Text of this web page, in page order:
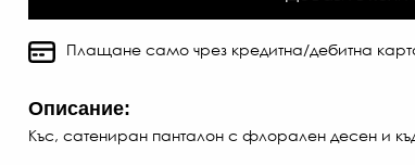
Плащане само чрез кредитна/дебитна
Описание:
Къс, сатениран панталон с флорален десен и